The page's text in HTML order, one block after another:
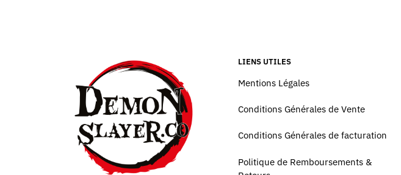
LIENS UTILES
Mentions Légales
Conditions Générales de Vente
Conditions Générales de facturation
Politique de Remboursements &